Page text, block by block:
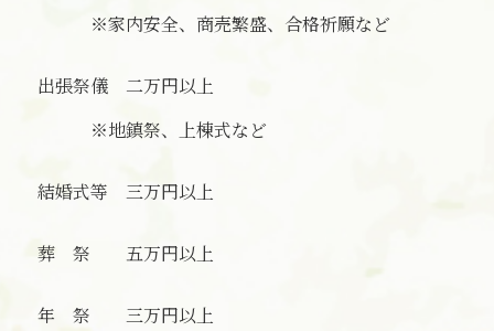
※家内安全、商売繁盛、合格祈願など
出張祭儀 二万円以上
※地鎮祭、上棟式など
結婚式等 三万円以上
葬 祭 五万円以上
年 祭 三万円以上